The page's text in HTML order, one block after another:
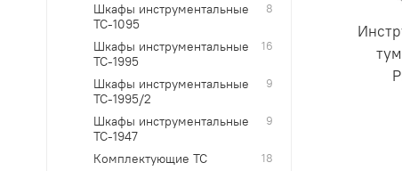
Шкафы инструментальные
TC-1095
8
Шкафы инструментальные
TC-1995
16
Шкафы инструментальные
ТС-1995/2
9
Шкафы инструментальные
ТС-1947
9
Комплектующие ТС 18